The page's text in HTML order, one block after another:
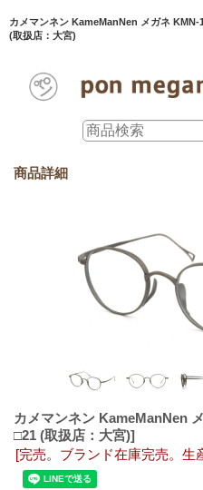
カメマンネン KameManNen メガネ KMN-
(取扱店：大宮)
商品詳細
カメマンネン KameManNen
□21 (取扱店：大宮)]
[完売。ブランド在庫完売。生